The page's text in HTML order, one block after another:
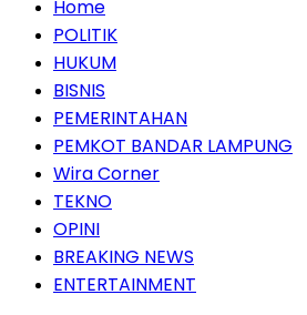
Home
POLITIK
HUKUM
BISNIS
PEMERINTAHAN
PEMKOT BANDAR LAMPUNG
Wira Corner
TEKNO
OPINI
BREAKING NEWS
ENTERTAINMENT